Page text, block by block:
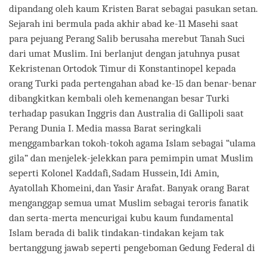
dipandang oleh kaum Kristen Barat sebagai pasukan setan.
Sejarah ini bermula pada akhir abad ke-11 Masehi saat
para pejuang Perang Salib berusaha merebut Tanah Suci
dari umat Muslim. Ini berlanjut dengan jatuhnya pusat
Kekristenan Ortodok Timur di Konstantinopel kepada
orang Turki pada pertengahan abad ke-15 dan benar-benar
dibangkitkan kembali oleh kemenangan besar Turki
terhadap pasukan Inggris dan Australia di Gallipoli saat
Perang Dunia I. Media massa Barat seringkali
menggambarkan tokoh-tokoh agama Islam sebagai “ulama
gila” dan menjelek-jelekkan para pemimpin umat Muslim
seperti Kolonel Kaddafi, Sadam Hussein, Idi Amin,
Ayatollah Khomeini, dan Yasir Arafat. Banyak orang Barat
menganggap semua umat Muslim sebagai teroris fanatik
dan serta-merta mencurigai kubu kaum fundamental
Islam berada di balik tindakan-tindakan kejam tak
bertanggung jawab seperti pengeboman Gedung Federal di